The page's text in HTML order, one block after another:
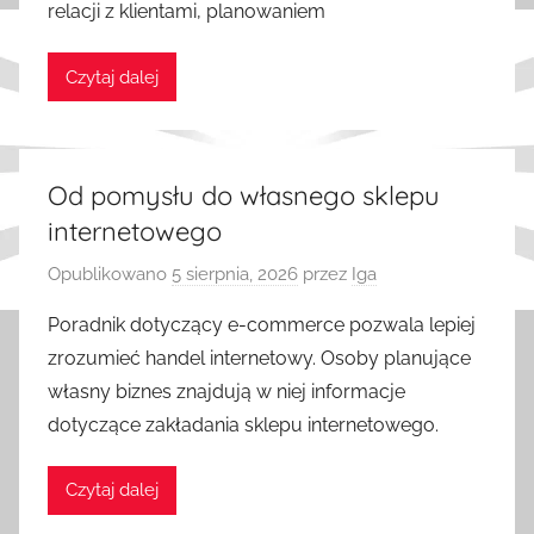
relacji z klientami, planowaniem
Czytaj dalej
Od pomysłu do własnego sklepu
internetowego
Opublikowano 5 sierpnia, 2026 przez Iga
Poradnik dotyczący e-commerce pozwala lepiej
zrozumieć handel internetowy. Osoby planujące
własny biznes znajdują w niej informacje
dotyczące zakładania sklepu internetowego.
Czytaj dalej